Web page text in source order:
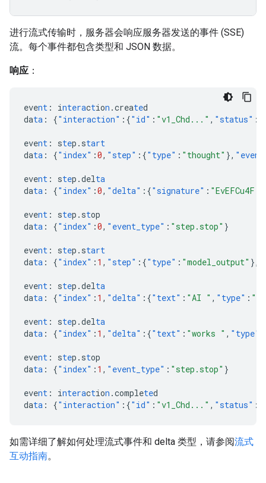
进行流式传输时，服务器会响应服务器发送的事件 (SSE)
流。每个事件都包含类型和 JSON 数据。
响应 ：
event : interaction .created
data : {"interaction" :{"id" : "v1_Chd..." , "status" :
event : step.start
data : {"index" :0, "step" :{"type" : "thought" },
event : step.delta
data : {"index" :0, "delta" :{"signature" :
event : step.stop
data : {"index" :0, "event_type" : "step.stop" }
event : step.start
data : {"index" : 1 , "step" :{"type" : "model_output" },
event : step.delta
data : {"index" : 1 , "delta" :{"text" : "AI " , "type" :
event : step.delta
data : {"index" : 1 , "delta" :{"text" : "works " , "type"
event : step.stop
data : {"index" : 1 , "event_type" : "step.stop" }
event : interaction .completed
data : {"interaction" :{"id" : "v1_Chd..." , "status" :
如需详细了解如何处理流式事件和 delta 类型，请参阅流式
互动指南。